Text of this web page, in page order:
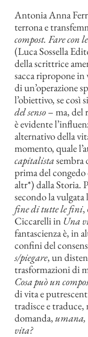
Antonia Anna
terrona e
compost. Fare con
(Luca Sossella
della scrittrice
sacca ripropone
di un’operazione
l’obiettivo, se così
del senso– ma, del
è evidente
alternativo della
momento, quale
capitalistasembra
prima del
altr*) dalla Storia.
secondo la
fine di tutte le fini,
Ciccarelli in Una
fantascienza è, in
confini del
s/piegare, un
trasformazioni di
Cosa può un
di vita e
tradisce e traduce,
domanda,umana,
vita?